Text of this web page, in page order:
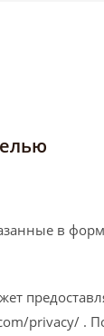
в
privacy/ .